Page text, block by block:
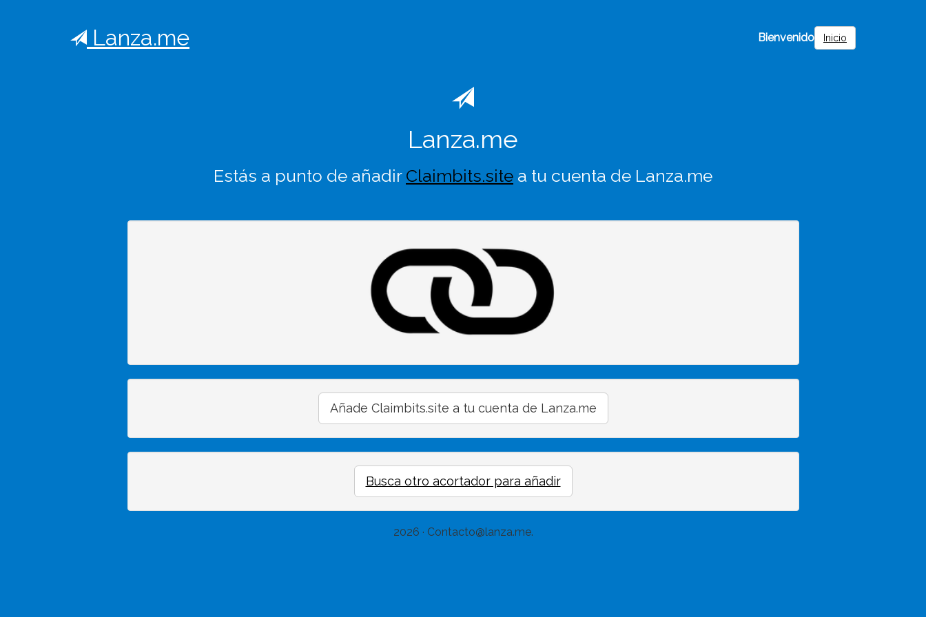
Lanza.me Bienvenido Inicio
Lanza.me
Estás a punto de añadir Claimbits.site a tu cuenta de Lanza.me
Añade Claimbits.site a tu cuenta de Lanza.me
Busca otro acortador para añadir
2026 · Contacto@lanza.me.